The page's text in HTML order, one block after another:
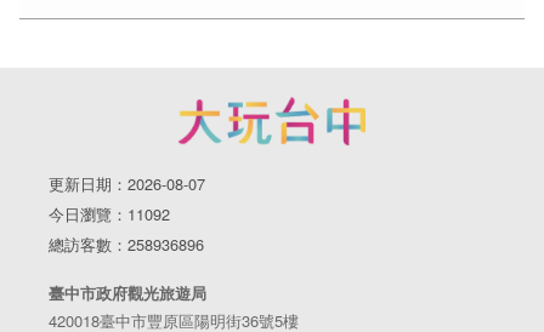
更新日期：2026-08-07
今日瀏覽：11092
總訪客數：258936896
臺中市政府觀光旅遊局
420018臺中市豐原區陽明街36號5樓